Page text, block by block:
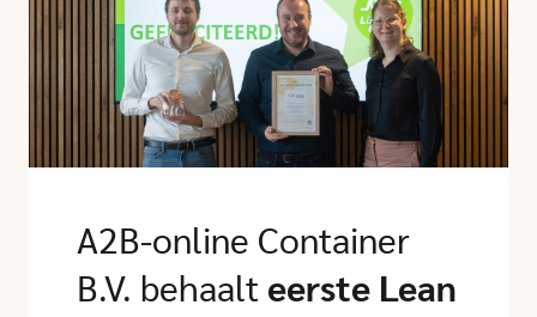
A2B-online Container
B.V. behaalt eerste Lean